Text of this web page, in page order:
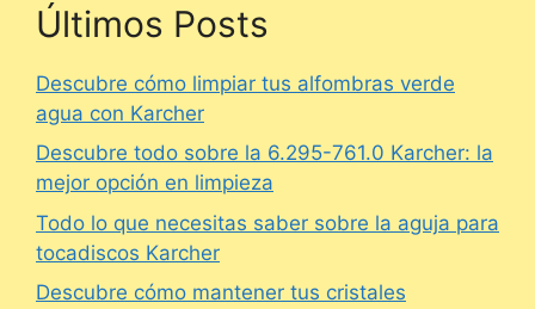
Últimos Posts
Descubre cómo limpiar tus alfombras verde
agua con Karcher
Descubre todo sobre la 6.295-761.0 Karcher: la
mejor opción en limpieza
Todo lo que necesitas saber sobre la aguja para
tocadiscos Karcher
Descubre cómo mantener tus cristales